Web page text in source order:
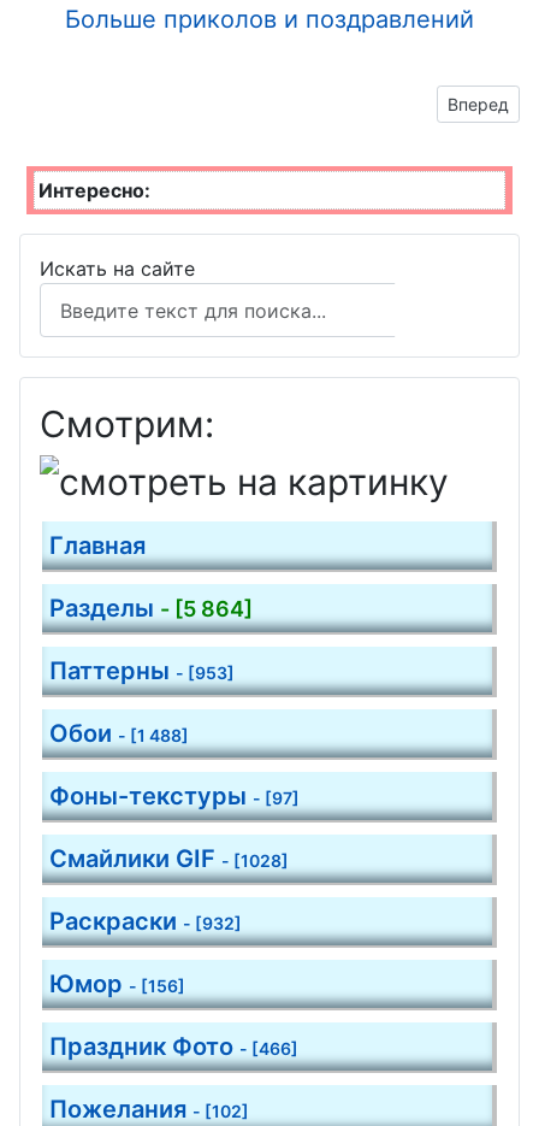
Больше приколов и поздравлений
Вперед
Интересно:
Искать на сайте
Смотрим:
Главная
Разделы - [5 864]
Паттерны - [953]
Обои - [1 488]
Фоны-текстуры - [97]
Смайлики GIF - [1028]
Раскраски - [932]
Юмор - [156]
Праздник Фото - [466]
Пожелания - [102]